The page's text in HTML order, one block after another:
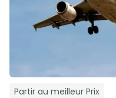
Partir au meilleur Prix